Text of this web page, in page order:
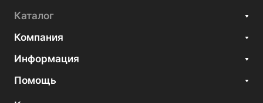
Каталог
Компания
Информация
Помощь